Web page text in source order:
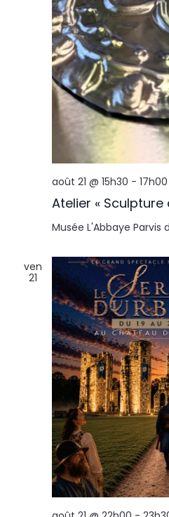
Atelier « Sculpture
août 21 @ 15h30 - 17h00
Musée L'Abbaye Parvis
ven
21